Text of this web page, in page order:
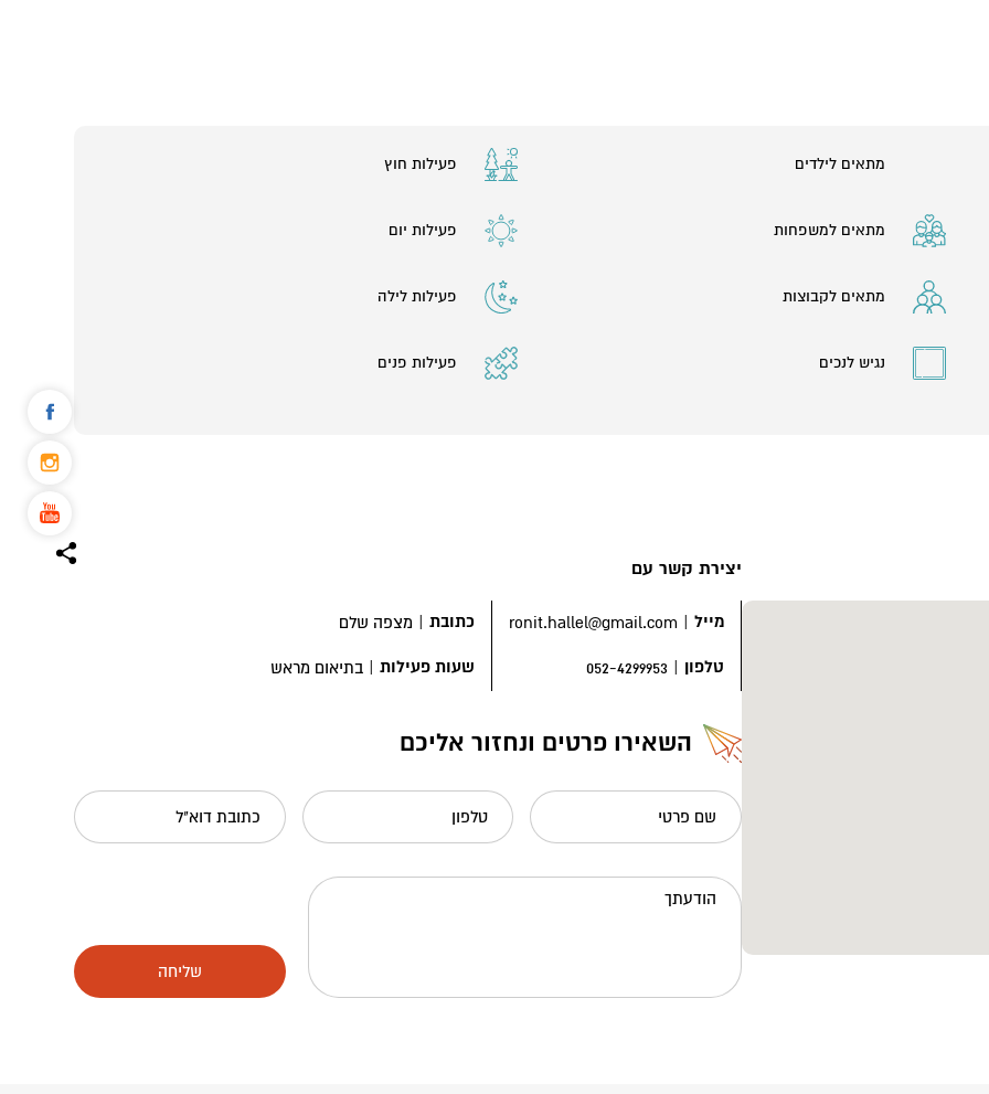
מתאים לילדים
מתאים למשפחות
מתאים לקבוצות
נגיש לנכים
פעילות חוץ
פעילות יום
פעילות לילה
פעילות פנים
יצירת קשר עם
מייל |
ronit.hallel@gmail.com כתובת | מצפה שלם
טלפון |
052-4299953 שעות פעילות | בתיאום מראש
השאירו פרטים ונחזור אליכם
שם פרטי טלפון כתובת דוא"ל
הודעתך
שליחה